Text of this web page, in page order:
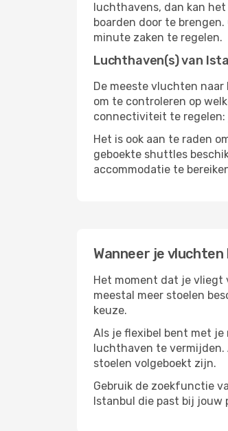
luchthavens, dan kan
boarden door te
minute zaken te regelen.
Luchthaven(s) van
De meeste vluchten
om te controleren op
connectiviteit te regelen:
Het is ook aan te raden
geboekte shuttles
accommodatie te
Wanneer je
Het moment dat je vliegt
meestal meer stoelen
keuze.
Als je flexibel bent met je
luchthaven te vermijden.
stoelen volgeboekt zijn.
Gebruik de zoekfunctie
Istanbul die past bij jouw